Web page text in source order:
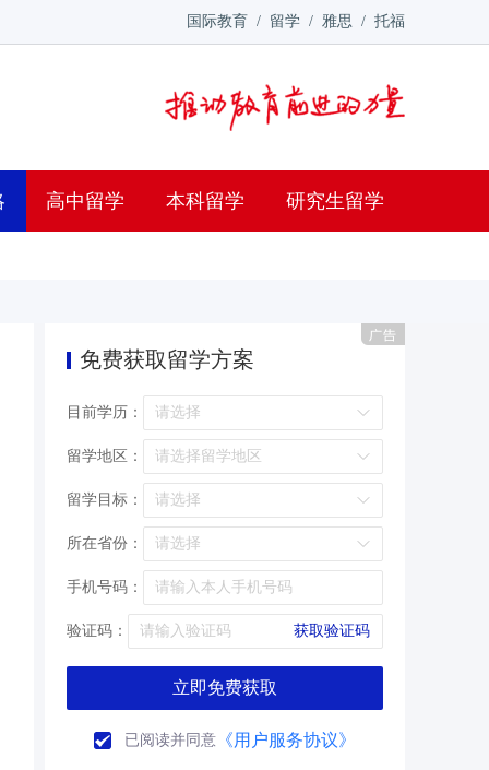
国际教育 / 留学 / 雅思 / 托福
高中留学 本科留学 研究生留学
免费获取留学方案
目前学历：
留学地区：
留学目标：
所在省份：
手机号码：
验证码： 获取验证码
立即免费获取
已阅读并同意 《用户服务协议》